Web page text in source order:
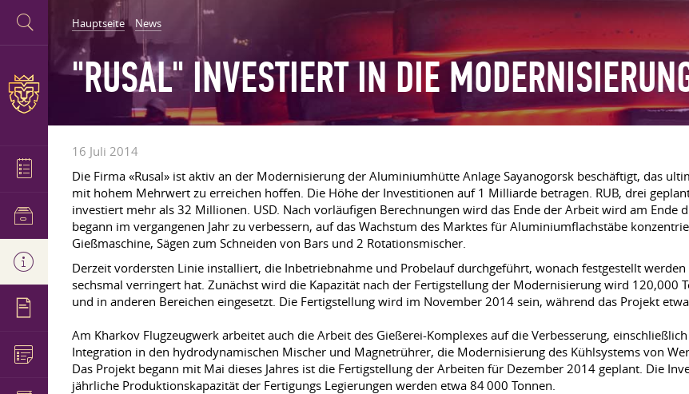
Hauptseite News
"RUSAL" INVESTIERT IN DIE
16 Juli 2014
Die Firma «Rusal» ist aktiv an der Modernisierung der Aluminiumhütte Anlage Sayanogorsk beschäftigt, das
mit hohem Mehrwert zu erreichen hoffen. Die Höhe der Investitionen auf 1 Milliarde betragen. RUB, drei
investiert mehr als 32 Millionen. USD. Nach vorläufigen Berechnungen wird das Ende der Arbeit wird am Ende
begann im vergangenen Jahr zu verbessern, auf das Wachstum des Marktes für Aluminiumflachstäbe
Gießmaschine, Sägen zum Schneiden von Bars und 2 Rotationsmischer.
Derzeit vordersten Linie installiert, die Inbetriebnahme und Probelauf durchgeführt, wonach festgestellt
sechsmal verringert hat. Zunächst wird die Kapazität nach der Fertigstellung der Modernisierung wird
und in anderen Bereichen eingesetzt. Die Fertigstellung wird im November 2014 sein, während das Projekt
Am Kharkov Flugzeugwerk arbeitet auch die Arbeit des Gießerei-Komplexes auf die Verbesserung,
Integration in den hydrodynamischen Mischer und Magnetrührer, die Modernisierung des Kühlsystems von
Das Projekt begann mit Mai dieses Jahres ist die Fertigstellung der Arbeiten für Dezember 2014 geplant. Die
jährliche Produktionskapazität der Fertigungs Legierungen werden etwa 84 000 Tonnen.